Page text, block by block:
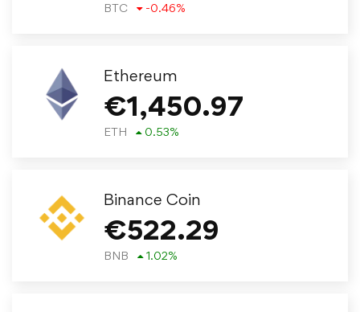
BTC -0.46%
Ethereum
€1,450.97
ETH 0.53%
Binance Coin
€522.29
BNB 1.02%